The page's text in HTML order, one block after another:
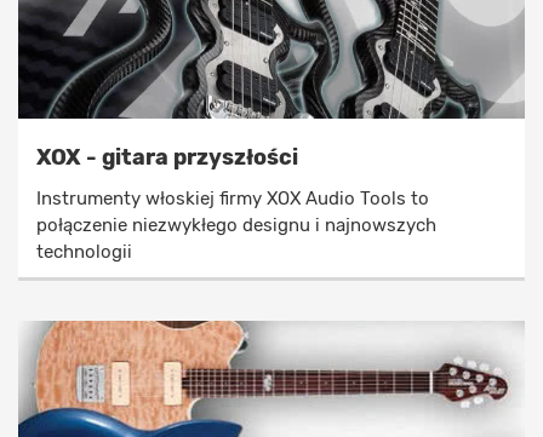
XOX - gitara przyszłości
Instrumenty włoskiej firmy XOX Audio Tools to
połączenie niezwykłego designu i najnowszych
technologii